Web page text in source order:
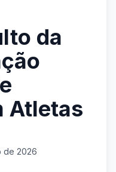
da
Atletas
de 2026